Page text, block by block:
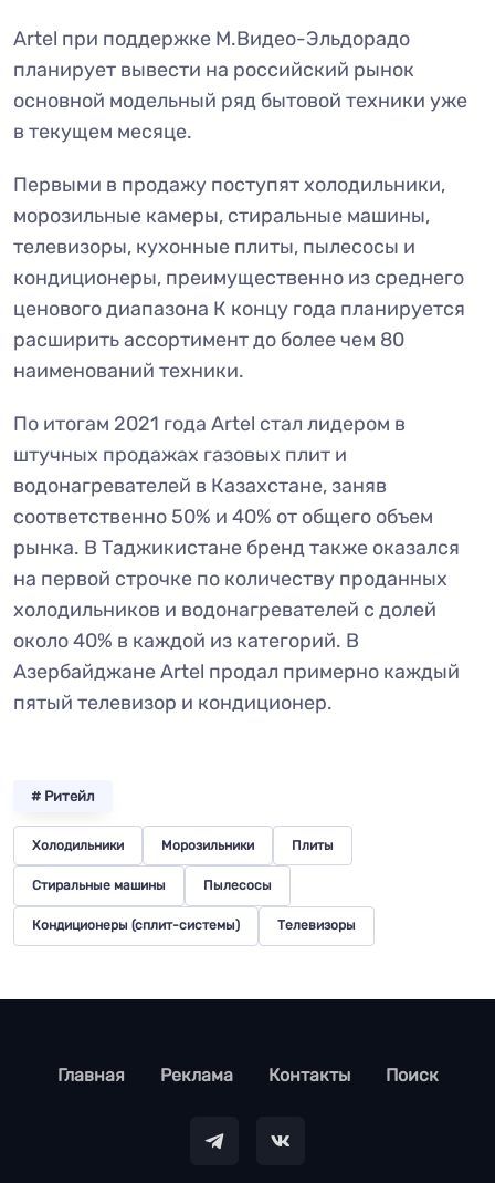
Artel при поддержке М.Видео-Эльдорадо
планирует вывести на российский рынок
основной модельный ряд бытовой техники уже
в текущем месяце.
Первыми в продажу поступят холодильники,
морозильные камеры, стиральные машины,
телевизоры, кухонные плиты, пылесосы и
кондиционеры, преимущественно из среднего
ценового диапазона К концу года планируется
расширить ассортимент до более чем 80
наименований техники.
По итогам 2021 года Artel стал лидером в
штучных продажах газовых плит и
водонагревателей в Казахстане, заняв
соответственно 50% и 40% от общего объем
рынка. В Таджикистане бренд также оказался
на первой строчке по количеству проданных
холодильников и водонагревателей с долей
около 40% в каждой из категорий. В
Азербайджане Artel продал примерно каждый
пятый телевизор и кондиционер.
# Ритейл
Холодильники Морозильники Плиты
Стиральные машины Пылесосы
Кондиционеры (сплит-системы) Телевизоры
footer
Главная Реклама Контакты Поиск